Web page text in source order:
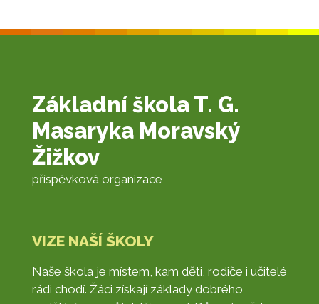
Základní škola T. G.
Masaryka Moravský
Žižkov
příspěvková organizace
VIZE NAŠÍ ŠKOLY
Naše škola je místem, kam děti, rodiče i učitelé
rádi chodí. Žáci získají základy dobrého